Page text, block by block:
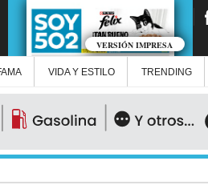
VERSIÓN IMPRESA
VIDA Y ESTILO TRENDING